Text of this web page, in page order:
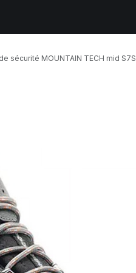
sécurité MOUNTAIN TECH mid S7S